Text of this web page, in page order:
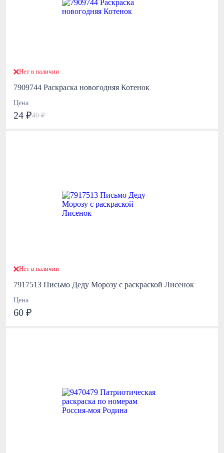
Нет в наличии
7909744 Раскраска новогодняя Котенок
Цена
24 ₽40 ₽
Нет в наличии
7917513 Письмо Деду Морозу с раскраской Лисенок
Цена
60 ₽